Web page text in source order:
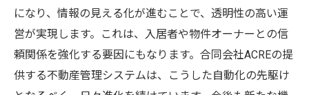
になり、情報の見える化が進むことで、透明性の高い運
営が実現します。これは、入居者や物件オーナーとの信
頼関係を強化する要因にもなります。合同会社ACREの提
供する不動産管理システムは、こうした自動化の先駆け